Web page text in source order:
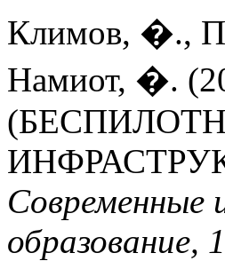
Климов, �.,
Намиот, �.
Современные
образование,